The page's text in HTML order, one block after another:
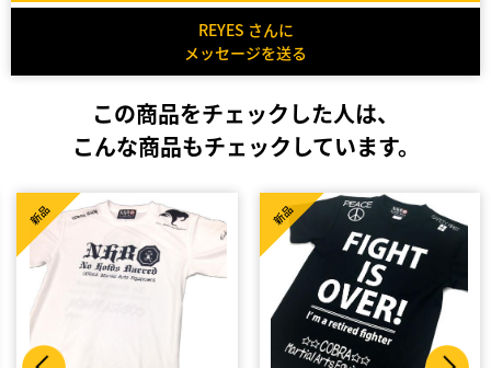
REYES さんに
メッセージを送る
この商品をチェックした人は、
こんな商品もチェックしています。
新品 新品